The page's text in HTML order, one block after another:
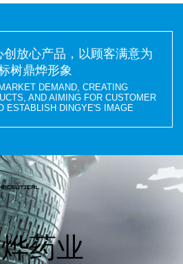
创放心产品，以顾客满意为
树鼎烨形象
DEMAND, CREATING
AND AIMING FOR CUSTOMER
ESTABLISH DINGYE'S IMAGE
烨药业